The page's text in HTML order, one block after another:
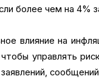
более чем на 4%
влияние на
управлять